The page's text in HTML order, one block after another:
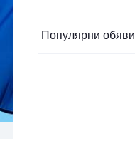
Популярни обяви